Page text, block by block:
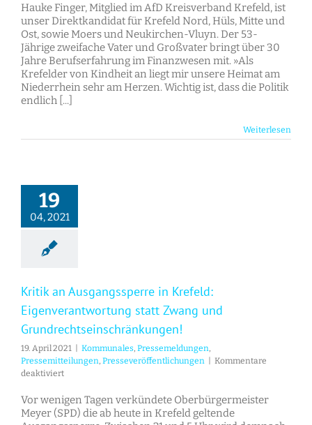
Krefelder
Direktkandidat
Hauke
Finger
Hauke Finger, Mitglied im AfD Kreisverband Krefeld, ist
unser Direktkandidat für Krefeld Nord, Hüls, Mitte und
Ost, sowie Moers und Neukirchen-Vluyn. Der 53-
Jährige zweifache Vater und Großvater bringt über 30
Jahre Berufserfahrung im Finanzwesen mit. »Als
Krefelder von Kindheit an liegt mir unsere Heimat am
Niederrhein sehr am Herzen. Wichtig ist, dass die Politik
endlich [...]
Weiterlesen
19
04, 2021
Kritik an Ausgangssperre in Krefeld:
Eigenverantwortung statt Zwang und
Grundrechtseinschränkungen!
19. April 2021 Kommunales, Pressemeldungen,
Pressemitteilungen, Presseveröffentlichungen
Kommentare
deaktiviertfür
an
Ausgangssperre
Vor wenigen Tagen verkündete Oberbürgermeister
Meyer (SPD) die ab heute in Krefeld geltende